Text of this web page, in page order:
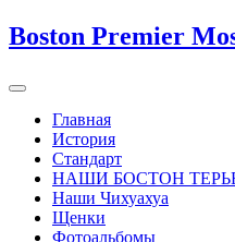
Boston Premier
Главная
История
Стандарт
НАШИ БОСТОН
Наши Чихуахуа
Щенки
Фотоальбомы